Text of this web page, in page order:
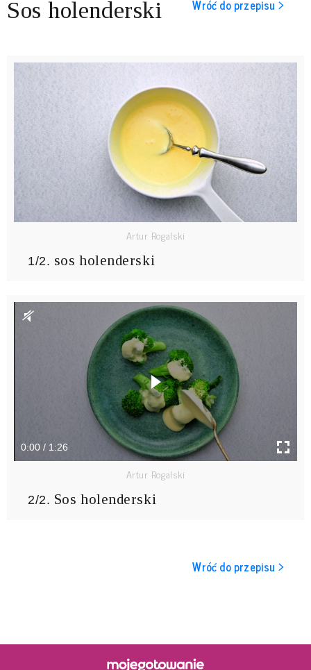
Wróć do przepisu >
Sos holenderski
Artur Rogalski
1/2. sos holenderski
0:00 / 1:26
Artur Rogalski
2/2. Sos holenderski
Wróć do przepisu >